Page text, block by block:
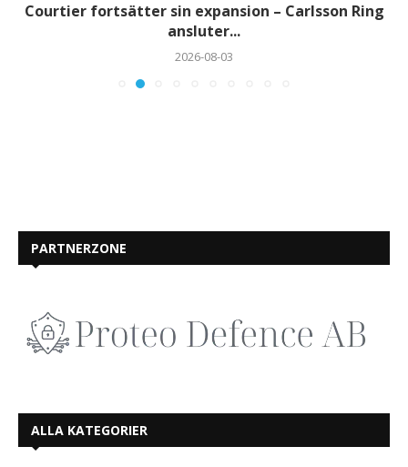
Courtier fortsätter sin expansion – Carlsson Ring
ansluter...
2026-08-03
PARTNERZONE
ALLA KATEGORIER